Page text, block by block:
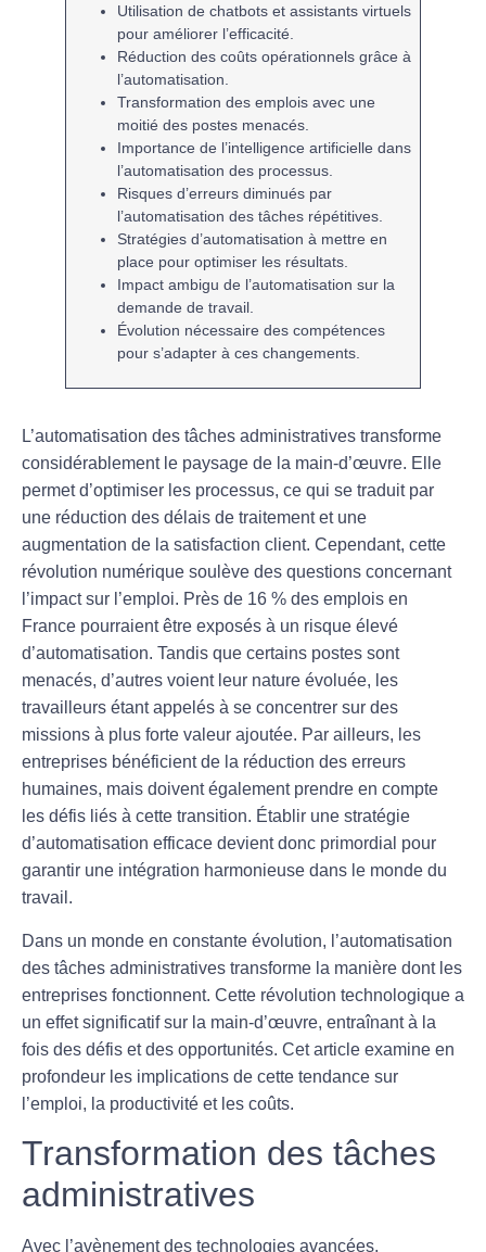
Utilisation dechatbots et assistants virtuels
pour améliorer l’efficacité.
Réduction des coûts opérationnels grâce à
l’automatisation.
Transformation desemplois avec une
moitié des postes menacés.
Importance de l’intelligence artificielle dans
l’automatisation des processus.
Risques d’erreurs diminués par
l’automatisation des tâches répétitives.
Stratégies d’automatisation à mettre en
place pour optimiser les résultats.
Impact ambigu de l’automatisation sur la
demande de travail.
Évolution nécessaire des compétences
pour s’adapter à ces changements.
L’automatisation des tâches administratives transforme
considérablement le paysage de la main-d’œuvre. Elle
permet d’optimiser les processus, ce qui se traduit par
une réduction des délais de traitement et une
augmentation de la satisfaction client. Cependant, cette
révolution numérique soulève des questions concernant
l’impact sur l’emploi. Près de 16 % des emplois en
France pourraient être exposés à un risque élevé
d’automatisation. Tandis que certains postes sont
menacés, d’autres voient leur nature évoluée, les
travailleurs étant appelés à se concentrer sur des
missions à plus forte valeur ajoutée. Par ailleurs, les
entreprises bénéficient de la réduction des erreurs
humaines, mais doivent également prendre en compte
les défis liés à cette transition. Établir une stratégie
d’automatisation efficace devient donc primordial pour
garantir une intégration harmonieuse dans le monde du
travail.
Dans un monde en constante évolution, l’automatisation
des tâches administratives transforme la manière dont les
entreprises fonctionnent. Cette révolution technologique a
un effet significatif sur la main-d’œuvre, entraînant à la
fois des défis et des opportunités. Cet article examine en
profondeur les implications de cette tendance sur
l’emploi, la productivité et les coûts.
Transformation des tâches
administratives
Avec l’avènement des technologies avancées,